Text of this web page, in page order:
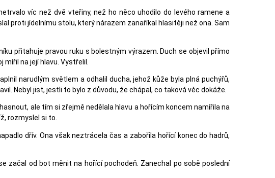
víc než dvě vteřiny, než ho něco uhodilo do levého ramene a
proti jídelnímu stolu, který nárazem zanaříkal hlasitěji než ona. Sam
přitahuje pravou ruku s bolestným výrazem. Duch se objevil přímo
na její hlavu. Vystřelil.
narudlým světlem a odhalil ducha, jehož kůže byla plná puchýřů,
Nebyl jist, jestli to bylo z důvodu, že chápal, co taková věc dokáže.
ale tím si zřejmě nedělala hlavu a hořícím koncem namířila na
rozmyslel si to.
dřív. Ona však neztrácela čas a zabořila hořící konec do hadrů,
začal od bot měnit na hořící pochodeň. Zanechal po sobě poslední